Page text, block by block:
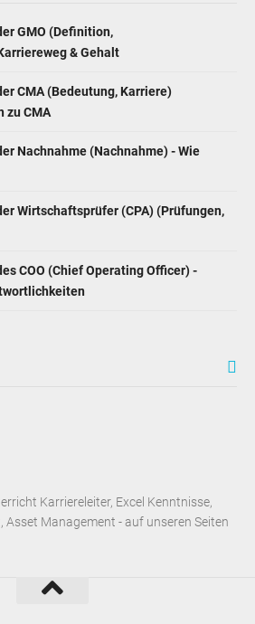
GMO (Definition,
& Gehalt
CMA (Bedeutung, Karriere)
zu CMA
Nachnahme (Nachnahme) - Wie
Wirtschaftsprüfer (CPA) (Prüfungen,
COO (Chief Operating Officer) -
Karriereleiter, Excel Kenntnisse,
Management - auf unseren Seiten